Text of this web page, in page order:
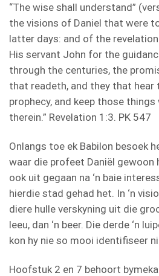
“The wise shall understand”
the visions of Daniel that were
latter days: and of the
His servant John for the
through the centuries, the
that readeth, and they that
prophecy, and keep those
therein.” Revelation 1:3. PK 547
Onlangs toe ek Babilon besoek
waar die profeet Daniël gewoon
ook uit gegaan na ‘n baie
hierdie stad gehad het. In ‘n
diere hulle verskyning uit die
leeu, dan ‘n beer. Die derde ‘n
kon hy nie so mooi identifiseer
Hoofstuk 2 en 7 behoort